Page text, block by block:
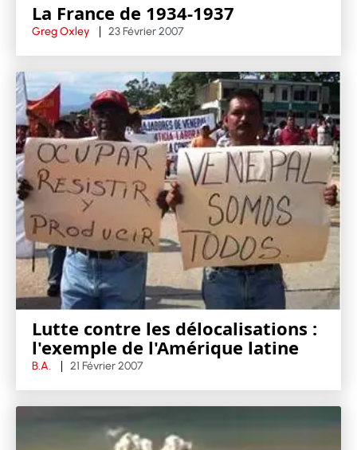
La France de 1934-1937
Greg Oxley 23 Février 2007
Lutte contre les délocalisations :
l'exemple de l'Amérique latine
B.A. 21 Février 2007